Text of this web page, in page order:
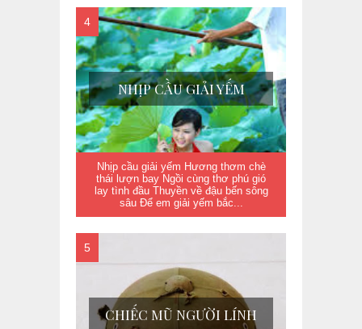
NHỊP CẦU GIẢI YẾM
Nhịp cầu giải yếm Hương thơm chè
thái lượn bay Ngồi cùng thơ phú gió
lay tình đầu Thuyền về đậu bến sông
sâu Để em giải yếm bắc...
CHIẾC MŨ NGƯỜI LÍNH